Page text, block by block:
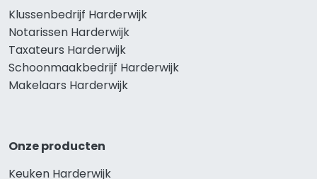
Klussenbedrijf Harderwijk
Notarissen Harderwijk
Taxateurs Harderwijk
Schoonmaakbedrijf Harderwijk
Makelaars Harderwijk
Onze producten
Keuken Harderwijk